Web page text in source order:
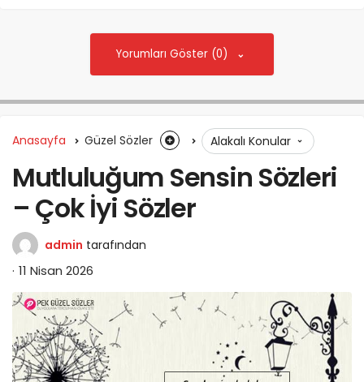
Yorumları Göster (0)
Anasayfa Güzel Sözler Alakalı Konular
Mutluluğum Sensin Sözleri
– Çok İyi Sözler
admin tarafından
11 Nisan 2026